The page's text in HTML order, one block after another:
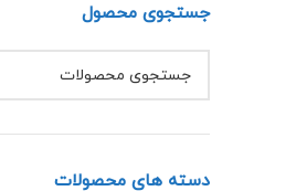
جستجوی محصول
دسته های محصولات